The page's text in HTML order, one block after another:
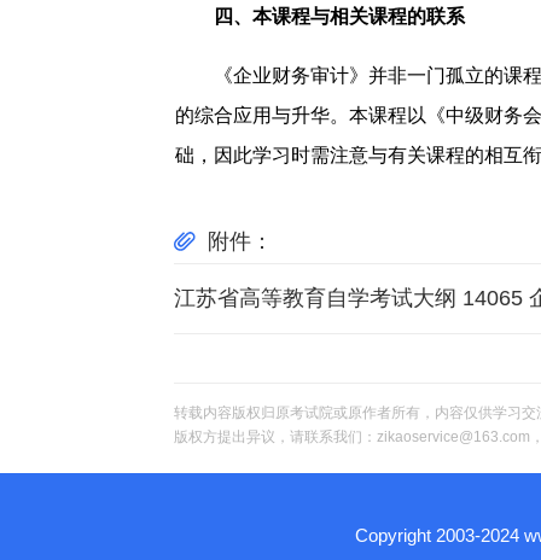
四、本课程与相关课程的联系
《企业财务审计》并非一门孤立的
的综合应用与升华。本课程以《中级财务
础，因此学习时需注意与有关课程的相互
附件：
江苏省高等教育自学考试大纲 14065
转载内容版权归原考试院或原作者所有，内容仅供学习
版权方提出异议，请联系我们：zikaoservice@163.com
Copyright 2003-2024